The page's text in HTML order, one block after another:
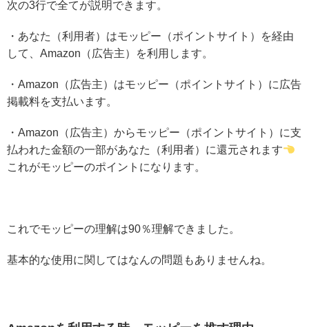
次の3行で全てが説明できます。
・あなた（利用者）はモッピー（ポイントサイト）を経由
して、Amazon（広告主）を利用します。
・Amazon（広告主）はモッピー（ポイントサイト）に広告
掲載料を支払います。
・Amazon（広告主）からモッピー（ポイントサイト）に支
払われた金額の一部があなた（利用者）に還元されます
これがモッピーのポイントになります。
これでモッピーの理解は90％理解できました。
基本的な使用に関してはなんの問題もありませんね。